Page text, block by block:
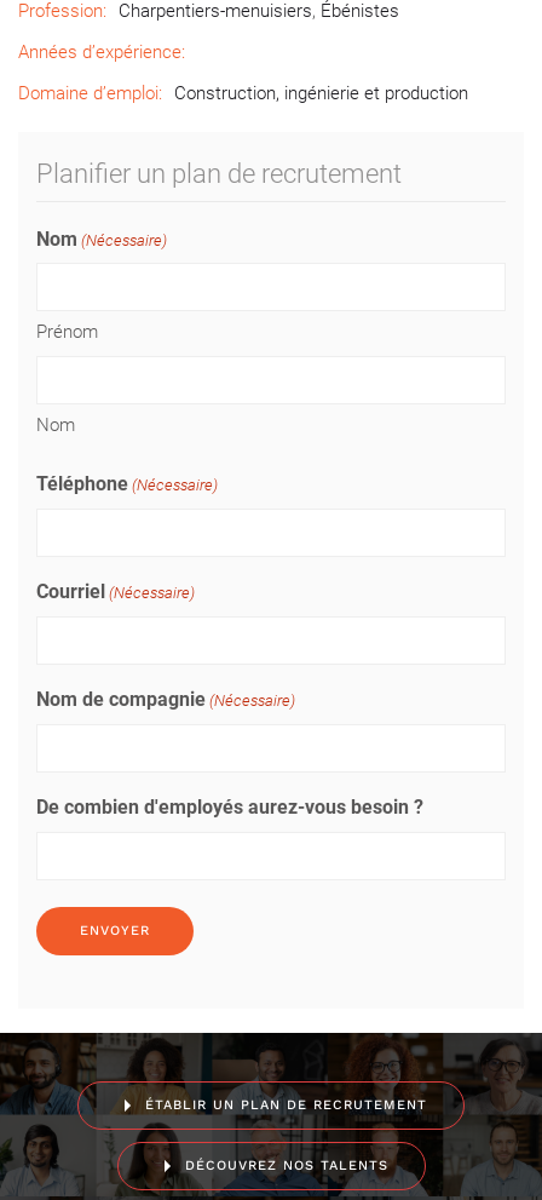
Profession:
Charpentiers-menuisiers, Ébénistes
Années d’expérience:
Domaine d’emploi:
Construction, ingénierie et production
Planifier un plan de recrutement
Nom (Nécessaire)
Prénom
Nom
Téléphone (Nécessaire)
Courriel (Nécessaire)
Nom de compagnie (Nécessaire)
De combien d'employés aurez-vous besoin ?
ÉTABLIR UN PLAN DE RECRUTEMENT
DÉCOUVREZ NOS TALENTS